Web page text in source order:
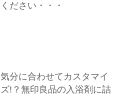
ください・・・
気分に合わせてカスタマイ
ズ!？無印良品の入浴剤に詰